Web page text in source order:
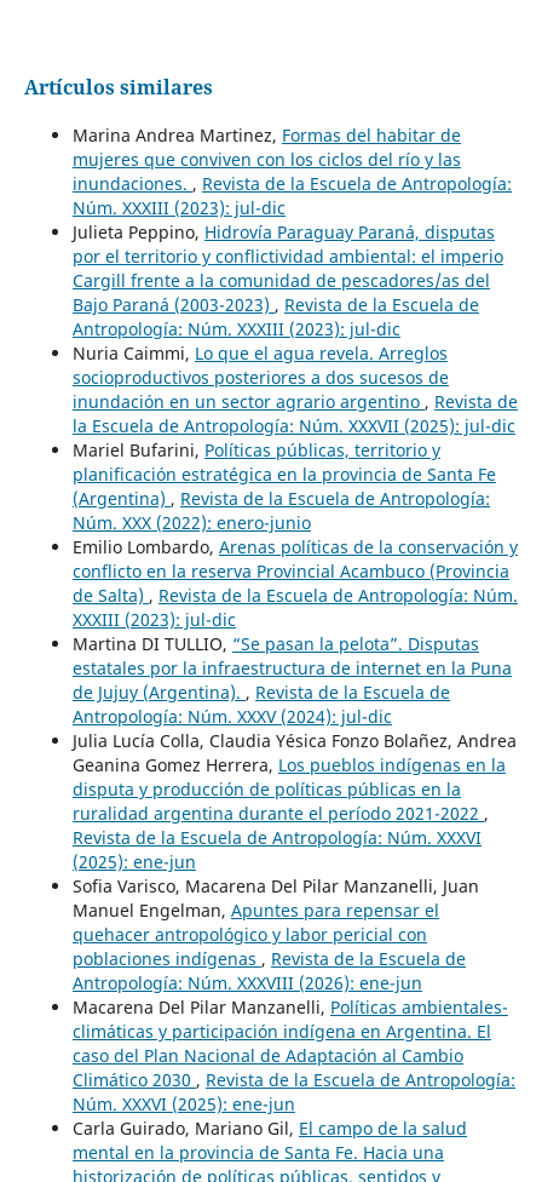
Artículos similares
Marina Andrea Martinez, Formas del habitar de
mujeres que conviven con los ciclos del río y las
inundaciones. , Revista de la Escuela de Antropología:
Núm. XXXIII (2023): jul-dic
Julieta Peppino, Hidrovía Paraguay Paraná, disputas
por el territorio y conflictividad ambiental: el imperio
Cargill frente a la comunidad de pescadores/as del
Bajo Paraná (2003-2023) , Revista de la Escuela de
Antropología: Núm. XXXIII (2023): jul-dic
Nuria Caimmi, Lo que el agua revela. Arreglos
socioproductivos posteriores a dos sucesos de
inundación en un sector agrario argentino , Revista de
la Escuela de Antropología: Núm. XXXVII (2025): jul-dic
Mariel Bufarini, Políticas públicas, territorio y
planificación estratégica en la provincia de Santa Fe
(Argentina) , Revista de la Escuela de Antropología:
Núm. XXX (2022): enero-junio
Emilio Lombardo, Arenas políticas de la conservación y
conflicto en la reserva Provincial Acambuco (Provincia
de Salta) , Revista de la Escuela de Antropología: Núm.
XXXIII (2023): jul-dic
Martina DI TULLIO, “Se pasan la pelota”. Disputas
estatales por la infraestructura de internet en la Puna
de Jujuy (Argentina). , Revista de la Escuela de
Antropología: Núm. XXXV (2024): jul-dic
Julia Lucía Colla, Claudia Yésica Fonzo Bolañez, Andrea
Geanina Gomez Herrera, Los pueblos indígenas en la
disputa y producción de políticas públicas en la
ruralidad argentina durante el período 2021-2022 ,
Revista de la Escuela de Antropología: Núm. XXXVI
(2025): ene-jun
Sofia Varisco, Macarena Del Pilar Manzanelli, Juan
Manuel Engelman, Apuntes para repensar el
quehacer antropológico y labor pericial con
poblaciones indígenas , Revista de la Escuela de
Antropología: Núm. XXXVIII (2026): ene-jun
Macarena Del Pilar Manzanelli, Políticas ambientales-
climáticas y participación indígena en Argentina. El
caso del Plan Nacional de Adaptación al Cambio
Climático 2030 , Revista de la Escuela de Antropología:
Núm. XXXVI (2025): ene-jun
Carla Guirado, Mariano Gil, El campo de la salud
mental en la provincia de Santa Fe. Hacia una
historización de políticas públicas, sentidos y